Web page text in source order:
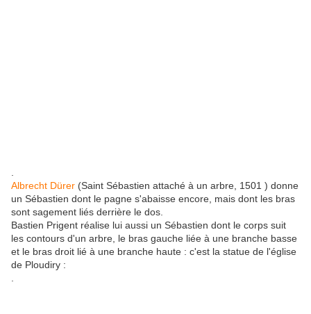
Albrecht Dürer (Saint Sébastien attaché à un arbre, 1501 ) donne
un Sébastien dont le pagne s'abaisse encore, mais dont les bras
sont sagement liés derrière le dos.
Bastien Prigent réalise lui aussi un Sébastien dont le corps suit
les contours d'un arbre, le bras gauche liée à une branche basse
et le bras droit lié à une branche haute : c'est la statue de l'église
de Ploudiry :